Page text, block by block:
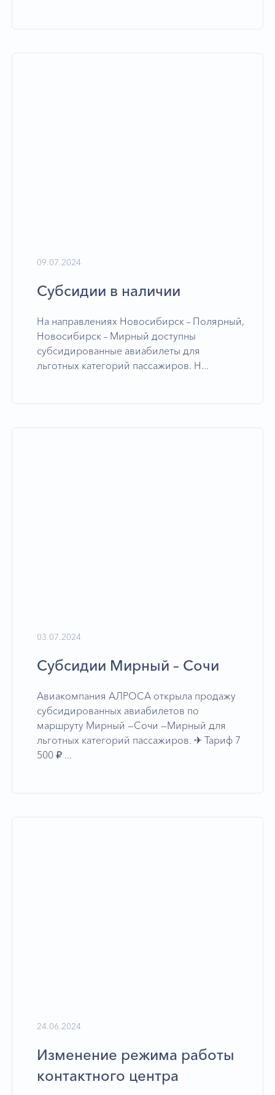
09.07.2024
Субсидии в наличии
На направлениях Новосибирск – Полярный,
Новосибирск – Мирный доступны
субсидированные авиабилеты для
льготных категорий пассажиров. Н...
03.07.2024
Субсидии Мирный – Сочи
Авиакомпания АЛРОСА открыла продажу
субсидированных авиабилетов по
маршруту Мирный —Сочи —Мирный для
льготных категорий пассажиров. ✈︎ Тариф 7
500 ₽ ...
24.06.2024
Изменение режима работы
контактного центра